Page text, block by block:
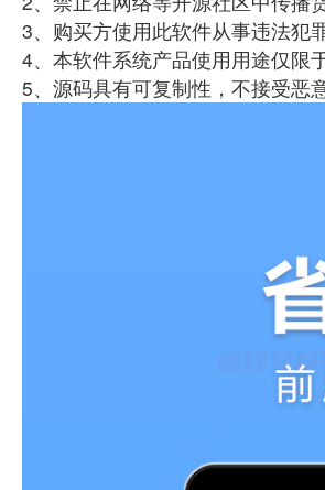
3、购买方使用此软件从事违法犯
4、本软件系统产品使用用途仅限
5、源码具有可复制性，不接受恶